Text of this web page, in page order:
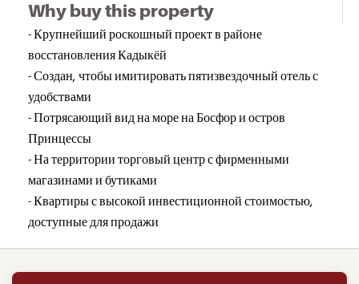
Why buy this property
- Крупнейший роскошный проект в районе
восстановления Кадыкёй
- Создан, чтобы имитировать пятизвездочный отель с
удобствами
- Потрясающий вид на море на Босфор и остров
Принцессы
- На территории торговый центр с фирменными
магазинами и бутиками
- Квартиры с высокой инвестиционной стоимостью,
доступные для продажи